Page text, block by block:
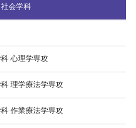
会学科
心理学専攻
理学療法学専攻
作業療法学専攻